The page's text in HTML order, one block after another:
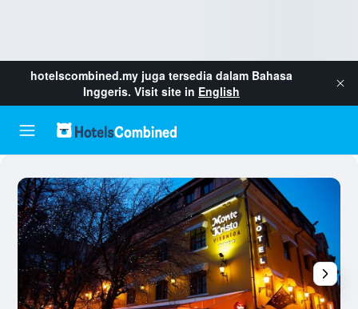
hotelscombined.my juga tersedia dalam Bahasa
Inggeris. Visit site in English